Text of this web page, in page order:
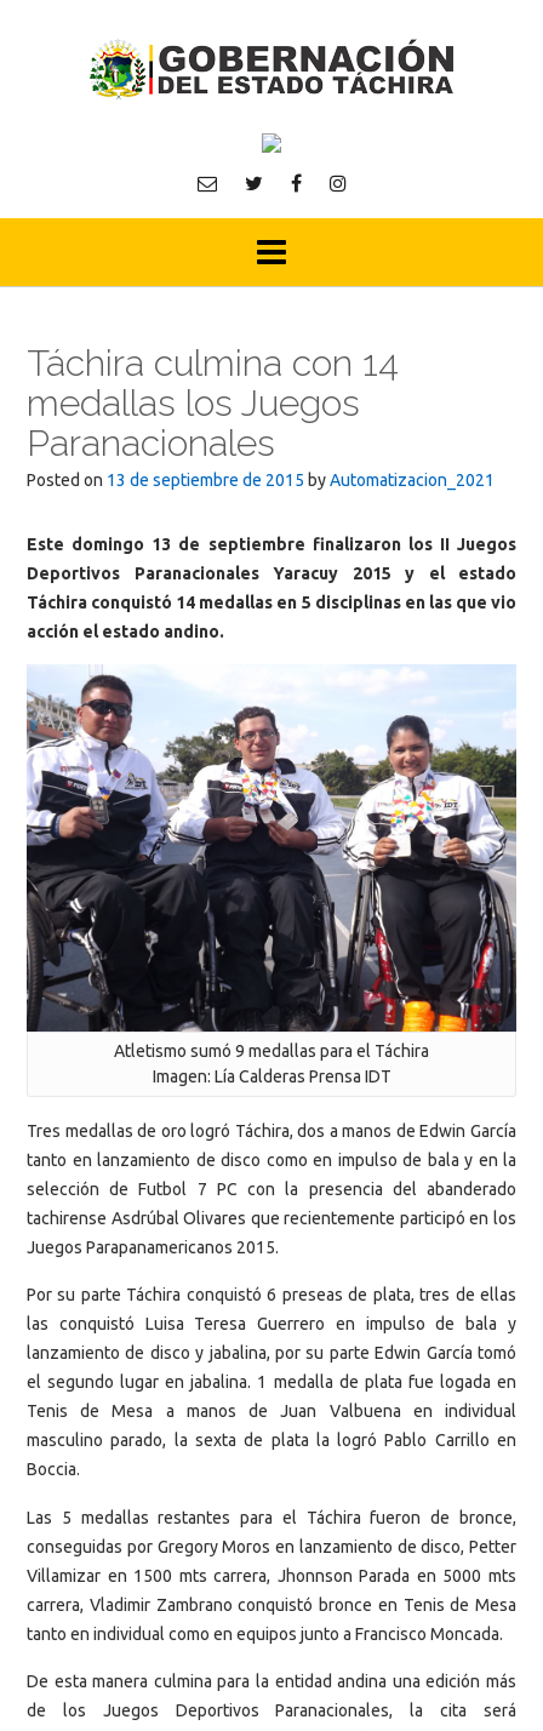
Táchira culmina con 14
medallas los Juegos
Paranacionales
Posted on 13 de septiembre de 2015 byAutomatizacion_2021
Este domingo 13 de septiembre finalizaron los II Juegos
Deportivos Paranacionales Yaracuy 2015 y el estado
Táchira conquistó 14 medallas en 5 disciplinas en las que vio
acción el estado andino.
Atletismo sumó 9 medallas para el Táchira
Imagen: Lía Calderas Prensa IDT
Tres medallas de oro logró Táchira, dos a manos de Edwin García
tanto en lanzamiento de disco como en impulso de bala y en la
selección de Futbol 7 PC con la presencia del abanderado
tachirense Asdrúbal Olivares que recientemente participó en los
Juegos Parapanamericanos 2015.
Por su parte Táchira conquistó 6 preseas de plata, tres de ellas
las conquistó Luisa Teresa Guerrero en impulso de bala y
lanzamiento de disco y jabalina, por su parte Edwin García tomó
el segundo lugar en jabalina. 1 medalla de plata fue logada en
Tenis de Mesa a manos de Juan Valbuena en individual
masculino parado, la sexta de plata la logró Pablo Carrillo en
Boccia.
Las 5 medallas restantes para el Táchira fueron de bronce,
conseguidas por Gregory Moros en lanzamiento de disco, Petter
Villamizar en 1500 mts carrera, Jhonnson Parada en 5000 mts
carrera, Vladimir Zambrano conquistó bronce en Tenis de Mesa
tanto en individual como en equipos junto a Francisco Moncada.
De esta manera culmina para la entidad andina una edición más
de los Juegos Deportivos Paranacionales, la cita será